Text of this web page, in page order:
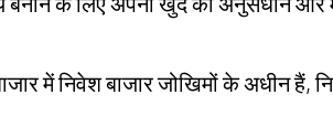
में निवेश बाजार जोखिमों के अधीन